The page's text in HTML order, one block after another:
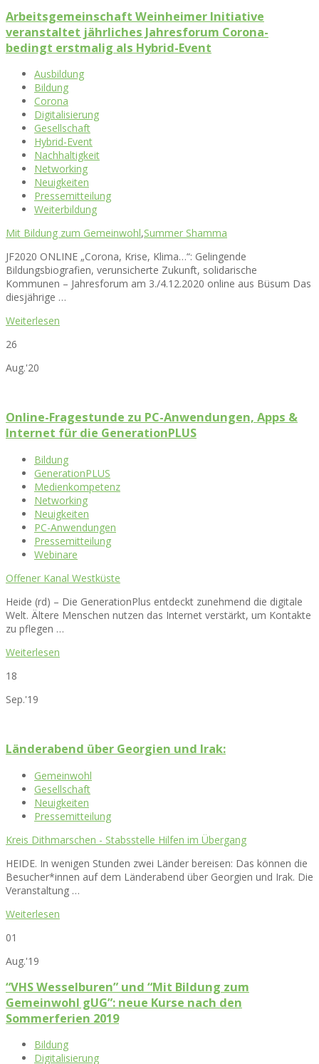
Arbeitsgemeinschaft Weinheimer Initiative
veranstaltet jährliches Jahresforum Corona-
bedingt erstmalig als Hybrid-Event
Ausbildung
Bildung
Corona
Digitalisierung
Gesellschaft
Hybrid-Event
Nachhaltigkeit
Networking
Neuigkeiten
Pressemitteilung
Weiterbildung
Mit Bildung zum Gemeinwohl,Summer Shamma
JF2020 ONLINE „Corona, Krise, Klima…“: Gelingende
Bildungsbiografien, verunsicherte Zukunft, solidarische
Kommunen – Jahresforum am 3./4.12.2020 online aus Büsum Das
diesjährige …
Weiterlesen
26
Aug.'20
Online-Fragestunde zu PC-Anwendungen, Apps &
Internet für die GenerationPLUS
Bildung
GenerationPLUS
Medienkompetenz
Networking
Neuigkeiten
PC-Anwendungen
Pressemitteilung
Webinare
Offener Kanal Westküste
Heide (rd) – Die GenerationPlus entdeckt zunehmend die digitale
Welt. Ältere Menschen nutzen das Internet verstärkt, um Kontakte
zu pflegen …
Weiterlesen
18
Sep.'19
Länderabend über Georgien und Irak:
Gemeinwohl
Gesellschaft
Neuigkeiten
Pressemitteilung
Kreis Dithmarschen - Stabsstelle Hilfen im Übergang
HEIDE. In wenigen Stunden zwei Länder bereisen: Das können die
Besucher*innen auf dem Länderabend über Georgien und Irak. Die
Veranstaltung …
Weiterlesen
01
Aug.'19
“VHS Wesselburen” und “Mit Bildung zum
Gemeinwohl gUG”: neue Kurse nach den
Sommerferien 2019
Bildung
Digitalisierung